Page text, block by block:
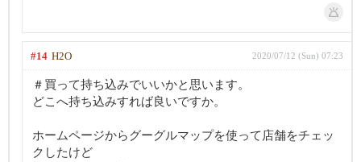
#14 H2O 2020/07/12 (Sun) 07:23
＃買って持ち込みでいいかと思います。
どこへ持ち込みすれば良いですか。
ホームページからグーグルマップを使って店舗をチェッ
クしたけど